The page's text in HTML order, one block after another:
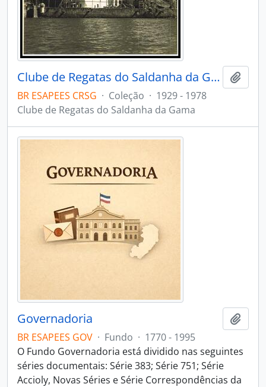
Clube de Regatas do Saldanha da Gama
BR ESAPEES CRSG · Coleção · 1929 - 1978
Clube de Regatas do Saldanha da Gama
Governadoria
BR ESAPEES GOV · Fundo · 1770 - 1995
O Fundo Governadoria está dividido nas seguintes
séries documentais: Série 383; Série 751; Série
Accioly, Novas Séries e Série Correspondências da